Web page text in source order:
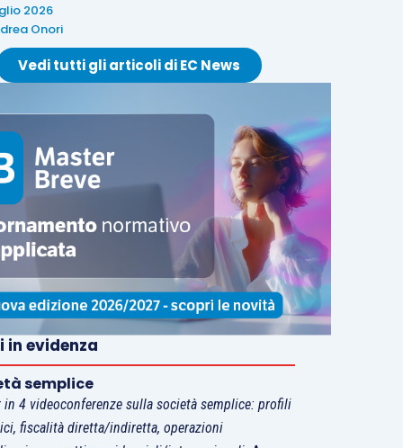
2026
Onori
Vedi tutti gli articoli di EC News
in evidenza
semplice
in 4 videoconferenze sulla società semplice: profili
fiscalità diretta/indiretta, operazioni